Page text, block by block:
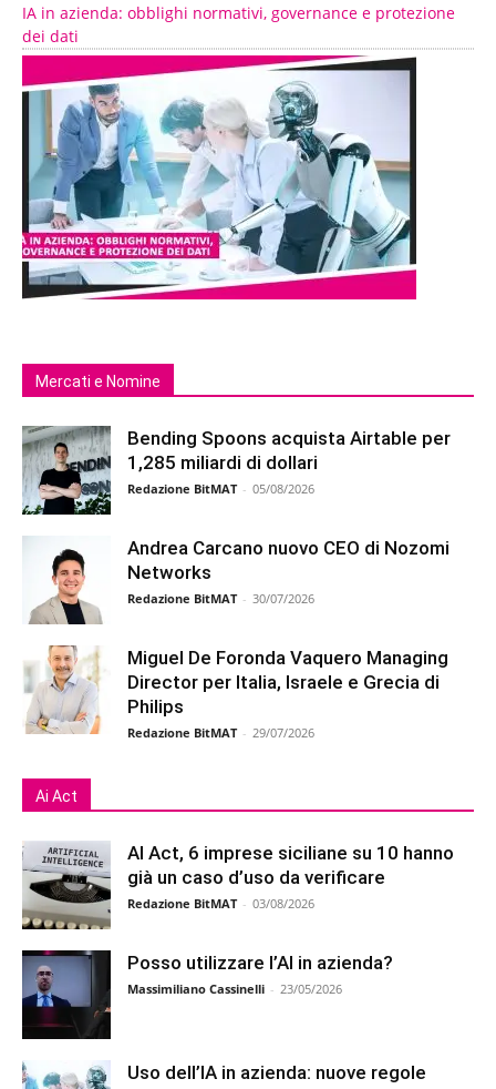
IA in azienda: obblighi normativi, governance e protezione
dei dati
Mercati e Nomine
Bending Spoons acquista Airtable per
1,285 miliardi di dollari
Redazione BitMAT - 05/08/2026
Andrea Carcano nuovo CEO di Nozomi
Networks
Redazione BitMAT - 30/07/2026
Miguel De Foronda Vaquero Managing
Director per Italia, Israele e Grecia di
Philips
Redazione BitMAT - 29/07/2026
Ai Act
AI Act, 6 imprese siciliane su 10 hanno
già un caso d’uso da verificare
Redazione BitMAT - 03/08/2026
Posso utilizzare l’AI in azienda?
Massimiliano Cassinelli - 23/05/2026
Uso dell’IA in azienda: nuove regole